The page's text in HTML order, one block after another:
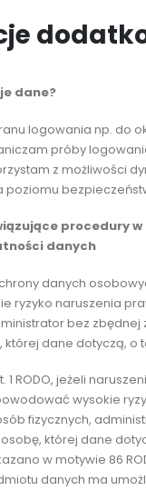
dane?
logowania np. do
próby
z możliwości
poziomu
procedury
danych
danych
ryzyko naruszenia
bez zbędnej
dane dotyczą, o
1 RODO, jeżeli
wysokie
fizycznych,
której dane
w motywie 86
danych ma